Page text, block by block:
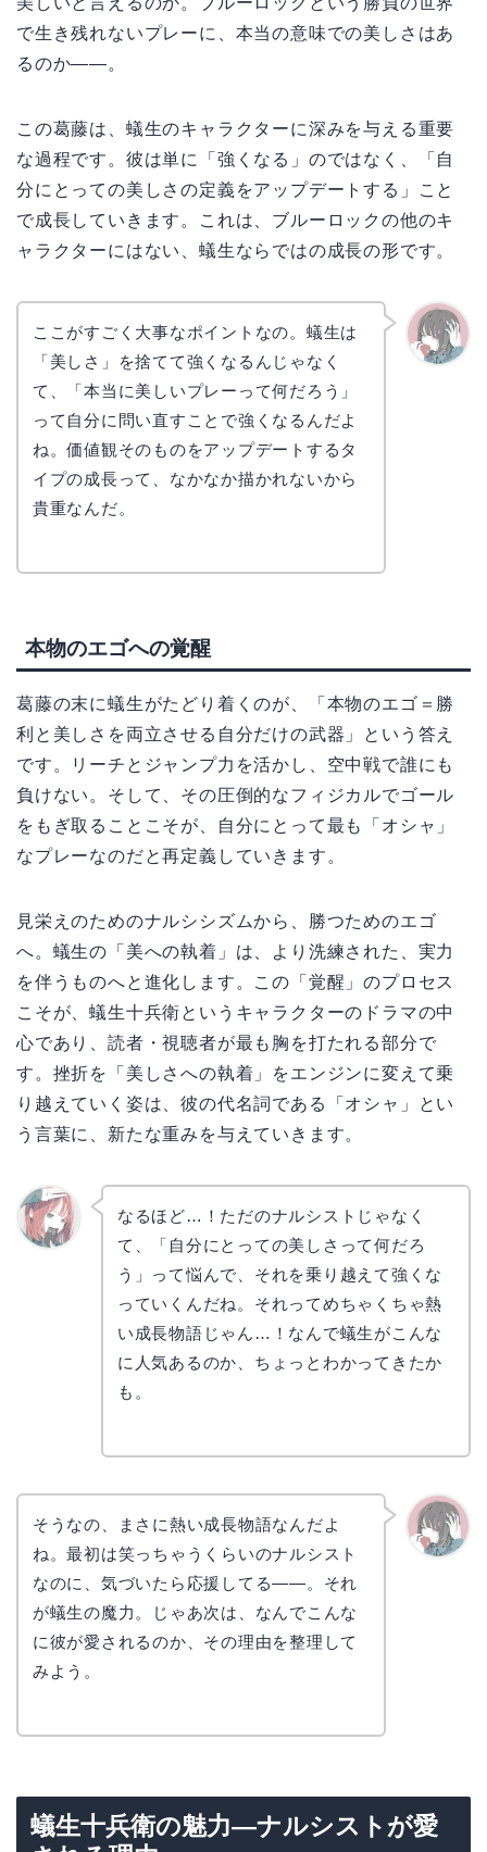
で生き残れないプレーに、本当の意味での美しさはあ
るのか——。
この葛藤は、蟻生のキャラクターに深みを与える重要
な過程です。彼は単に「強くなる」のではなく、「自
分にとっての美しさの定義をアップデートする」こと
で成長していきます。これは、ブルーロックの他のキ
ャラクターにはない、蟻生ならではの成長の形です。
ここがすごく大事なポイントなの。蟻生は
「美しさ」を捨てて強くなるんじゃなく
て、「本当に美しいプレーって何だろう」
って自分に問い直すことで強くなるんだよ
ね。価値観そのものをアップデートするタ
イプの成長って、なかなか描かれないから
貴重なんだ。
本物のエゴへの覚醒
葛藤の末に蟻生がたどり着くのが、「本物のエゴ＝勝
利と美しさを両立させる自分だけの武器」という答え
です。リーチとジャンプ力を活かし、空中戦で誰にも
負けない。そして、その圧倒的なフィジカルでゴール
をもぎ取ることこそが、自分にとって最も「オシャ」
なプレーなのだと再定義していきます。
見栄えのためのナルシシズムから、勝つためのエゴ
へ。蟻生の「美への執着」は、より洗練された、実力
を伴うものへと進化します。この「覚醒」のプロセス
こそが、蟻生十兵衛というキャラクターのドラマの中
心であり、読者・視聴者が最も胸を打たれる部分で
す。挫折を「美しさへの執着」をエンジンに変えて乗
り越えていく姿は、彼の代名詞である「オシャ」とい
う言葉に、新たな重みを与えていきます。
なるほど…！ただのナルシストじゃなく
て、「自分にとっての美しさって何だろ
う」って悩んで、それを乗り越えて強くな
っていくんだね。それってめちゃくちゃ熱
い成長物語じゃん…！なんで蟻生がこんな
に人気あるのか、ちょっとわかってきたか
も。
そうなの、まさに熱い成長物語なんだよ
ね。最初は笑っちゃうくらいのナルシスト
なのに、気づいたら応援してる——。それ
が蟻生の魔力。じゃあ次は、なんでこんな
に彼が愛されるのか、その理由を整理して
みよう。
蟻生十兵衛の魅力—ナルシストが愛